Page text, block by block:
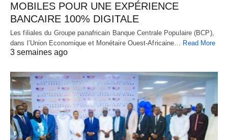
MOBILES POUR UNE EXPÉRIENCE
BANCAIRE 100% DIGITALE
Les filiales du Groupe panafricain Banque Centrale Populaire (BCP),
dans l’Union Economique et Monétaire Ouest-Africaine… Read More
3 semaines ago